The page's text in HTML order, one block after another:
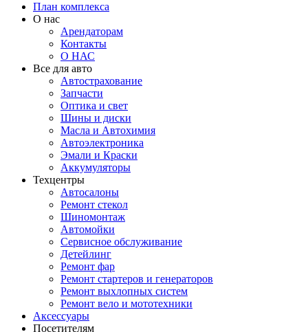
План комплекса
О нас
Арендаторам
Контакты
О НАС
Все для авто
Автострахование
Запчасти
Оптика и свет
Шины и диски
Масла и Автохимия
Автоэлектроника
Эмали и Краски
Аккумуляторы
Техцентры
Автосалоны
Ремонт стекол
Шиномонтаж
Автомойки
Сервисное обслуживание
Детейлинг
Ремонт фар
Ремонт стартеров и генераторов
Ремонт выхлопных систем
Ремонт вело и мототехники
Аксессуары
Посетителям